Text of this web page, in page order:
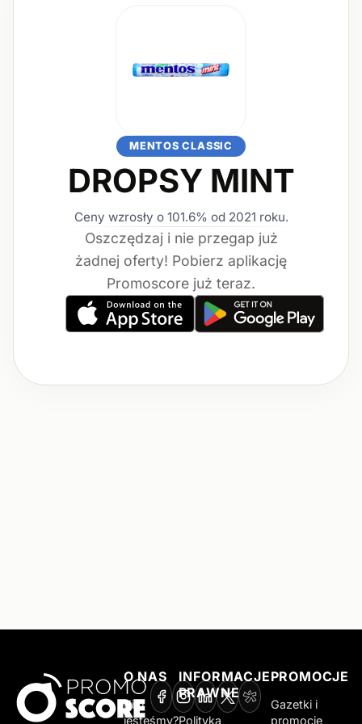
MENTOS CLASSIC
DROPSY MINT
Ceny wzrosły o 101.6% od 2021 roku.
Oszczędzaj i nie przegap już
żadnej oferty! Pobierz aplikację
Promoscore już teraz.
O NAS
Kim
jesteśmy?
INFORMACJE
PRAWNE
Polityka
PROMOCJE
Gazetki i
promocje